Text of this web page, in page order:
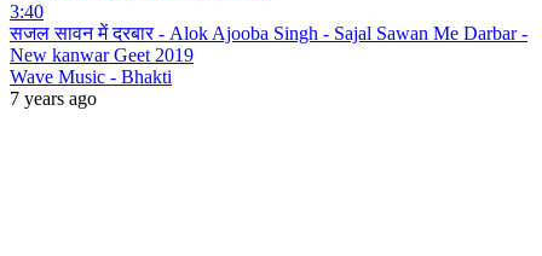
3:40
सजल सावन में दरबार - Alok Ajooba Singh - Sajal Sawan Me Darbar -
New kanwar Geet 2019
Wave Music - Bhakti
7 years ago